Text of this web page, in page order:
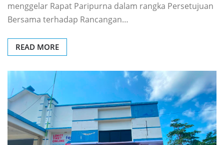
menggelar Rapat Paripurna dalam rangka Persetujuan
Bersama terhadap Rancangan…
READ MORE